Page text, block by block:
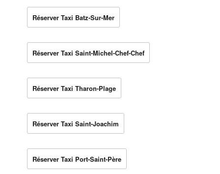
Réserver Taxi Batz-Sur-Mer
Réserver Taxi Saint-Michel-Chef-Chef
Réserver Taxi Tharon-Plage
Réserver Taxi Saint-Joachim
Réserver Taxi Port-Saint-Père